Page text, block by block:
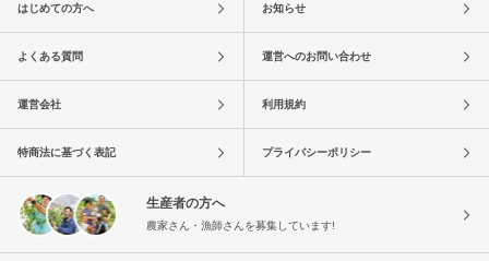
はじめての方へ お知らせ
よくある質問 運営へのお問い合わせ
運営会社 利用規約
特商法に基づく表記 プライバシーポリシー
生産者の方へ
農家さん・漁師さんを募集しています!